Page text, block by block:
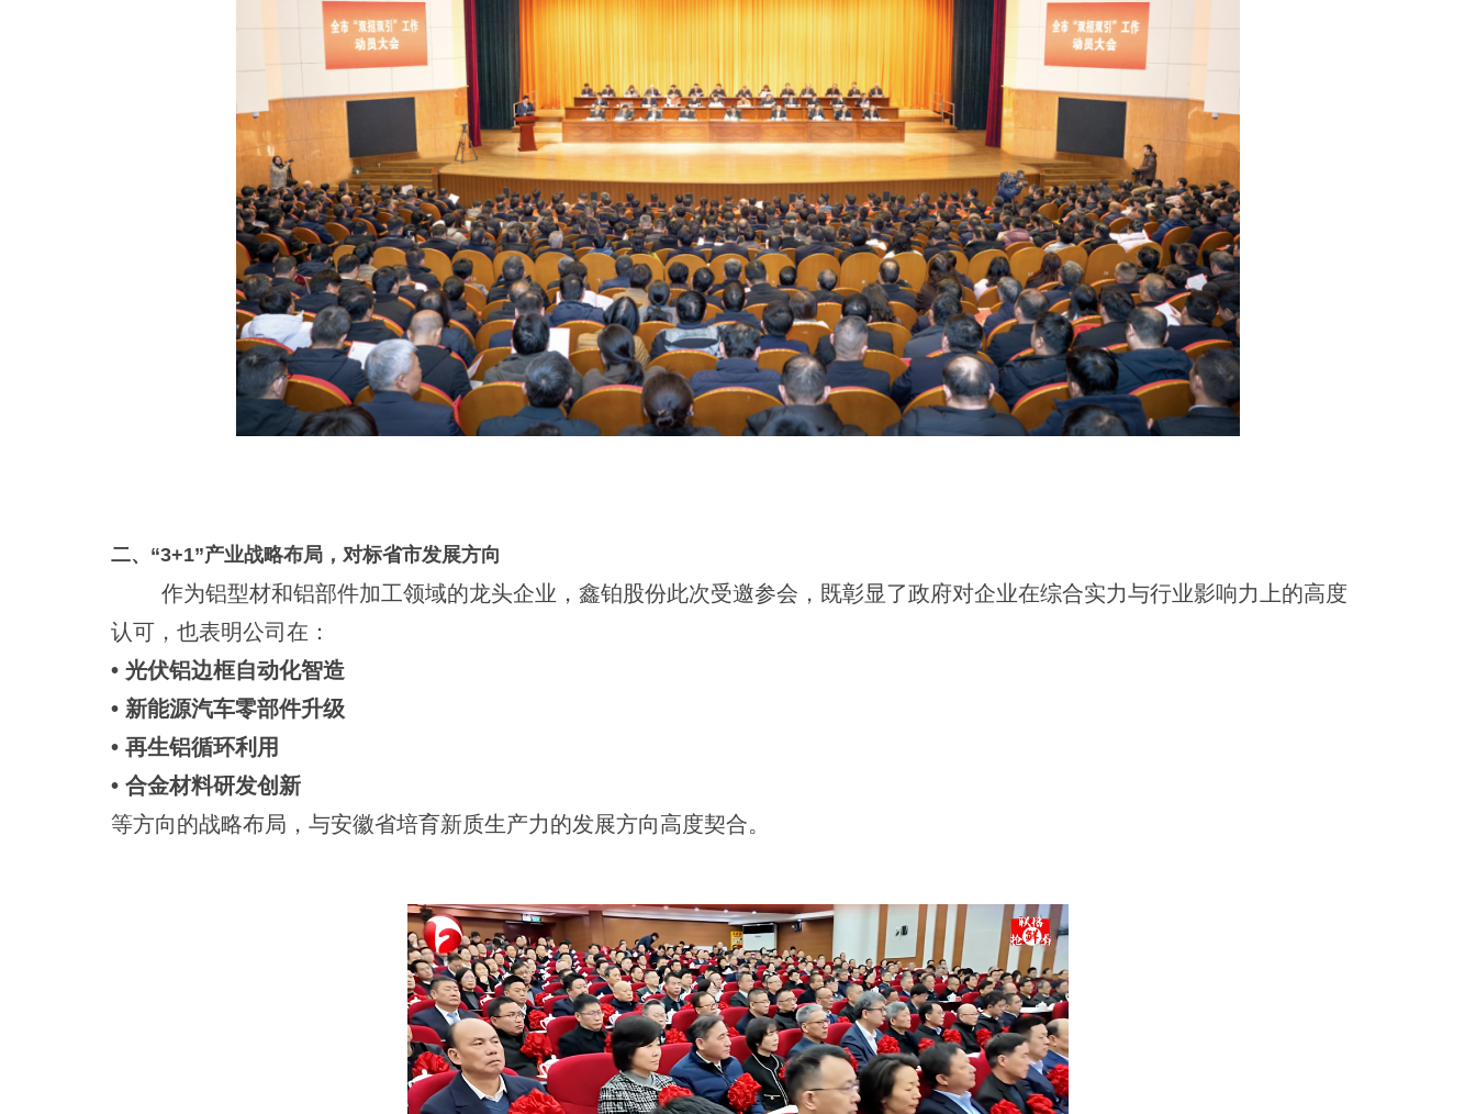
二、“3+1”产业战略布局，对标省市发展方向
作为铝型材和铝部件加工领域的龙头企业，鑫铂股份此次受邀参会，既彰显了政府对企业在综合实力与行业影响力上的高度
认可，也表明公司在：
• 光伏铝边框自动化智造
• 新能源汽车零部件升级
• 再生铝循环利用
• 合金材料研发创新
等方向的战略布局，与安徽省培育新质生产力的发展方向高度契合。